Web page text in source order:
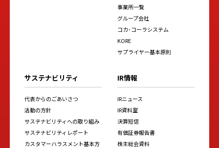
事業所一覧
グループ会社
コカ･コーラシステム
KORE
サプライヤー基本原則
サステナビリティ
代表からのごあいさつ
活動の方針
サステナビリティへの取り組み
サステナビリティレポート
カスタマーハラスメント基本方
IR情報
IRニュース
IR資料室
決算短信
有価証券報告書
株主総会資料